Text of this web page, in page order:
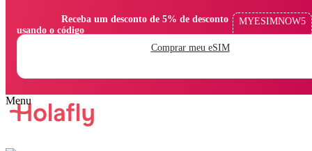
usando o código
MYESIMNOW5
Comprar meu eSIM